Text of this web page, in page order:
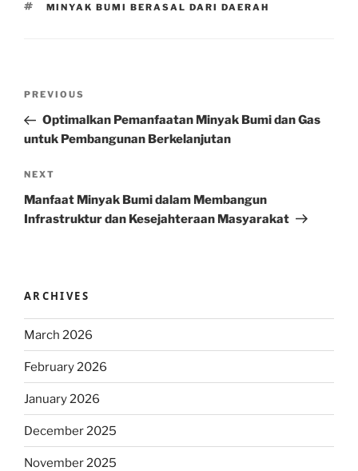
TAGS
MINYAK BUMI BERASAL DARI DAERAH
Previous
Post
PREVIOUS
Optimalkan Pemanfaatan Minyak Bumi dan Gas
untuk Pembangunan Berkelanjutan
Next
Post
NEXT
Manfaat Minyak Bumi dalam Membangun
Infrastruktur dan Kesejahteraan Masyarakat
ARCHIVES
March 2026
February 2026
January 2026
December 2025
November 2025